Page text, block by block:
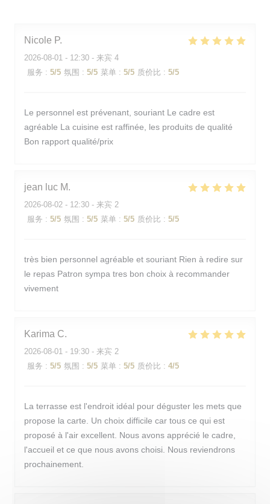
Nicole P
2026-08-01 - 12:30 - 来宾 4
服务 : 5/5 氛围 : 5/5 菜单 : 5/5 质价比 : 5/5
Le personnel est prévenant, souriant Le cadre est
agréable La cuisine est raffinée, les produits de qualité
Bon rapport qualité/prix
jean luc M
2026-08-02 - 12:30 - 来宾 2
服务 : 5/5 氛围 : 5/5 菜单 : 5/5 质价比 : 5/5
très bien personnel agréable et souriant Rien à redire sur
le repas Patron sympa tres bon choix à recommander
vivement
Karima C
2026-08-01 - 19:30 - 来宾 2
服务 : 5/5 氛围 : 5/5 菜单 : 5/5 质价比 : 4/5
La terrasse est l'endroit idéal pour déguster les mets que
propose la carte. Un choix difficile car tous ce qui est
proposé à l'air excellent. Nous avons apprécié le cadre,
l'accueil et ce que nous avons choisi. Nous reviendrons
prochainement.